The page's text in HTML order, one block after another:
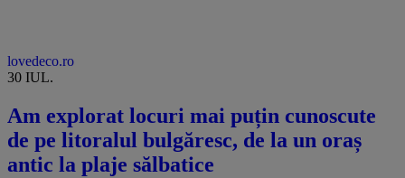
lovedeco.ro
30 IUL.
Am explorat locuri mai puțin cunoscute
de pe litoralul bulgăresc, de la un oraș
antic la plaje sălbatice